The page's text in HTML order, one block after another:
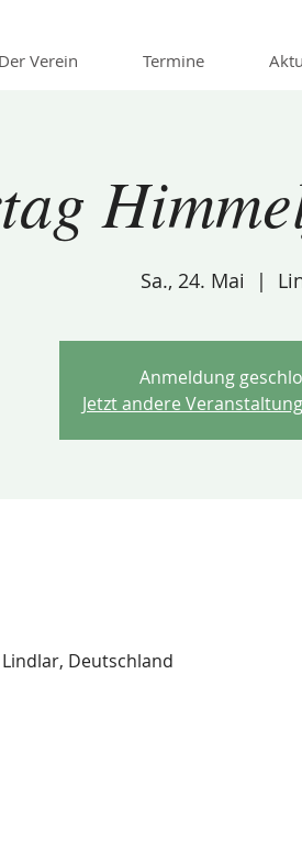
Der Verein Termine
Sa., 24. Mai
  |
Anmeldung
Jetzt andere
Deutschland